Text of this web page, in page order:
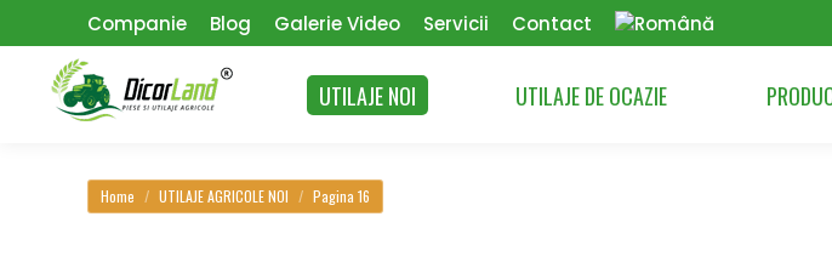
Companie Blog Galerie Video Servicii Contact
UTILAJE NOI UTILAJE DE OCAZIE
You are here:
Home UTILAJE AGRICOLE NOI Pagina 16